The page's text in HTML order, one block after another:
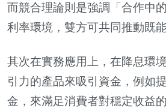
而競合理論則是強調「合作中
利率環境，雙方可共同推動既
其次在實務應用上，在降息環
引力的產品來吸引資金，例如
金，來滿足消費者對穩定收益